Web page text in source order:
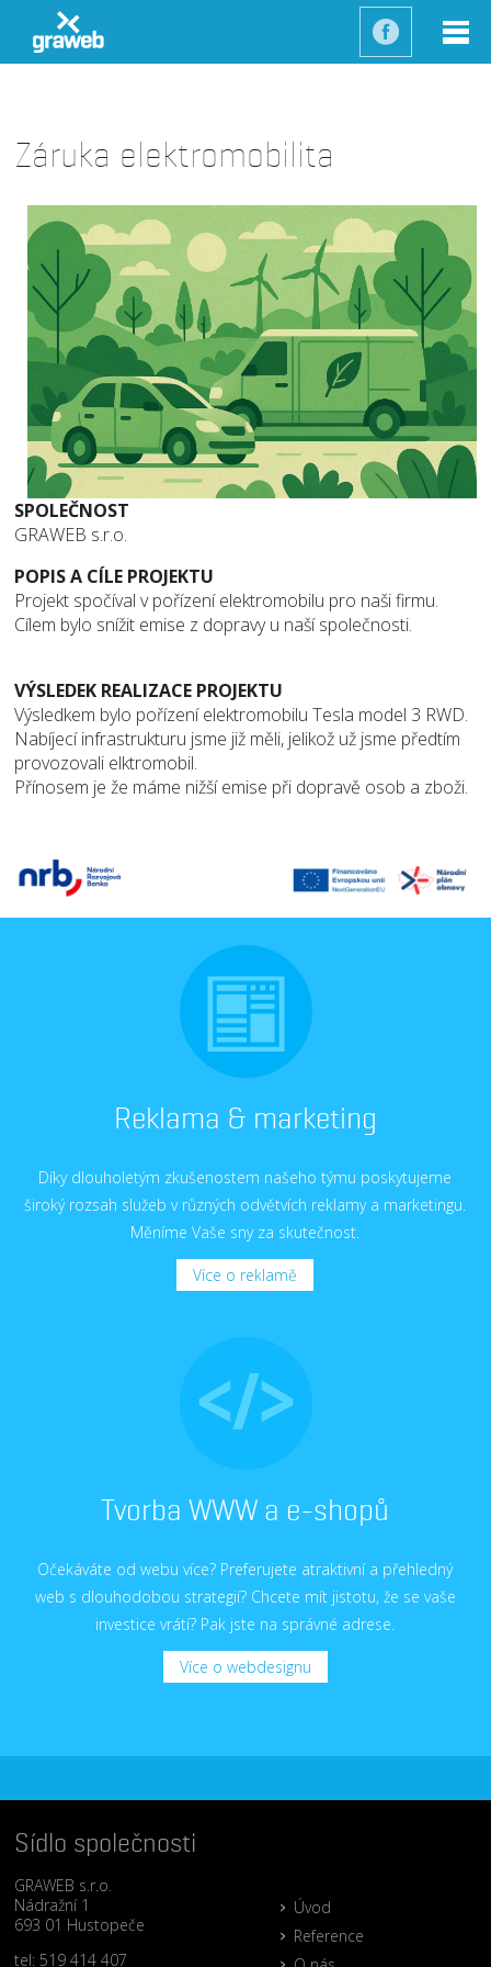
Záruka elektromobilita
SPOLEČNOST
GRAWEB s.r.o.
POPIS A CÍLE PROJEKTU
Projekt spočíval v pořízení elektromobilu pro naši firmu.
Cílem bylo snížit emise z dopravy u naší společnosti.
VÝSLEDEK REALIZACE PROJEKTU
Výsledkem bylo pořízení elektromobilu Tesla model 3 RWD.
Nabíjecí infrastrukturu jsme již měli, jelikož už jsme předtím
provozovali elktromobil.
Přínosem je že máme nižší emise při dopravě osob a zboži.
Reklama & marketing
Díky dlouholetým zkušenostem našeho týmu poskytujeme
široký rozsah služeb v různých odvětvích reklamy a marketingu.
Měníme Vaše sny za skutečnost.
Více o reklamě
Tvorba WWW a e-shopů
Očekáváte od webu více? Preferujete atraktivní a přehledný
web s dlouhodobou strategií? Chcete mít jistotu, že se vaše
investice vrátí? Pak jste na správné adrese.
Více o webdesignu
Sídlo společnosti
GRAWEB s.r.o.
Nádražní 1
693 01 Hustopeče
tel: 519 414 407
Úvod
Reference